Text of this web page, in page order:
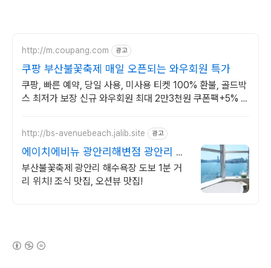
http://m.coupang.com 광고
쿠팡 부산불꽃축제 매일 오픈되는 와우회원 특가
쿠팡, 빠른 예약, 당일 사용, 미사용 티켓 100% 환불, 골드박
스 최저가 보장 신규 와우회원 최대 2만3천원 쿠폰팩+5% 추
http://bs-avenuebeach.jalib.site 광고
에이치에비뉴 광안리해변점 광안리 해
수욕장 1분 거리
부산불꽃축제 광안리 해수욕장 도보 1분 거
리 위치! 조식 맛집, 오션뷰 맛집!